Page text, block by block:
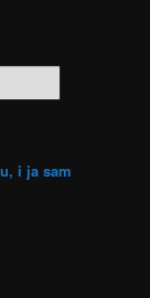
i ja sam